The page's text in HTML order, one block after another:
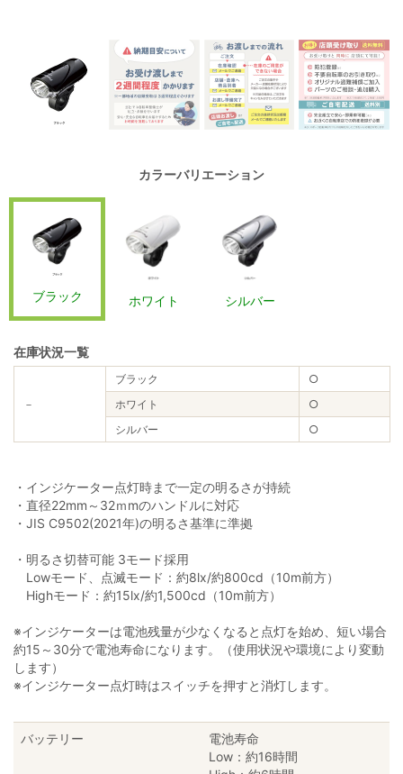
カラーバリエーション
ブラック ホワイト シルバー
在庫状況一覧
－
ブラック
○
ホワイト
○
シルバー
○
・インジケーター点灯時まで一定の明るさが持続
・直径22mm～32ｍmのハンドルに対応
・JIS C9502(2021年)の明るさ基準に準拠
・明るさ切替可能 3モード採用
Lowモード、点滅モード：約8lx/約800cd（10m前方）
Highモード：約15lx/約1,500cd（10m前方）
※インジケーターは電池残量が少なくなると点灯を始め、短い場合
約15～30分で電池寿命になります。（使用状況や環境により変動
します）
※インジケーター点灯時はスイッチを押すと消灯します。
バッテリー
電池寿命
Low：約16時間